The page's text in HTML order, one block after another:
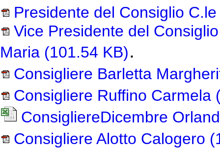
Presidente del Consiglio
Vice Presidente del
Maria (101.54 KB).
Consigliere Barletta
Consigliere Ruffino Carmela
ConsigliereDicembre
Consigliere Alotto Calogero